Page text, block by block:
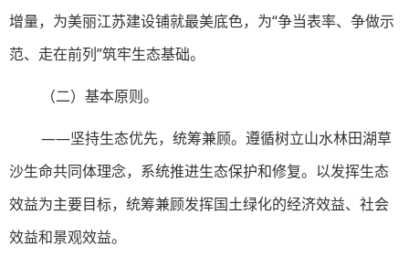
增量，为美丽江苏建设铺就最美底色，为“争当表率、争做示
范、走在前列”筑牢生态基础。
（二）基本原则。
——坚持生态优先，统筹兼顾。遵循树立山水林田湖草
沙生命共同体理念，系统推进生态保护和修复。以发挥生态
效益为主要目标，统筹兼顾发挥国土绿化的经济效益、社会
效益和景观效益。